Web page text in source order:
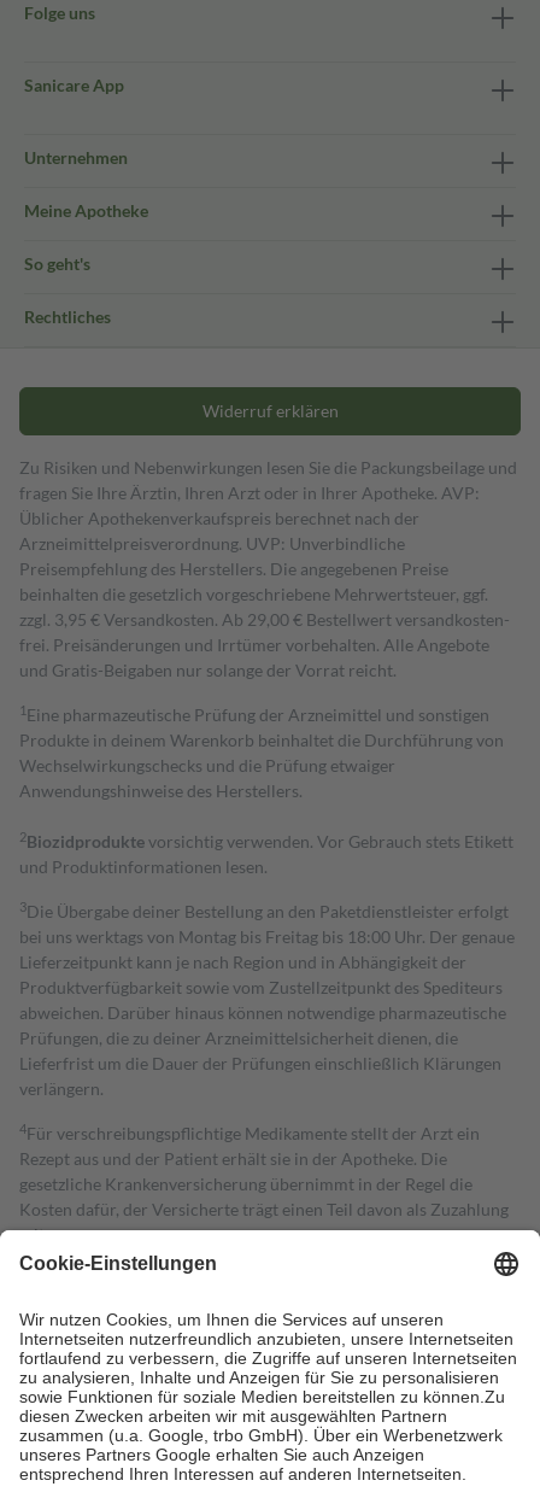
Folge uns
Sanicare App
Unternehmen
Meine Apotheke
So geht's
Rechtliches
Widerruf erklären
Zu Risiken und Nebenwirkungen lesen Sie die Packungsbeilage und
fragen Sie Ihre Ärztin, Ihren Arzt oder in Ihrer Apotheke. AVP:
Üblicher Apothekenverkaufspreis berechnet nach der
Arzneimittelpreisverordnung. UVP: Unverbindliche
Preisempfehlung des Herstellers. Die angegebenen Preise
beinhalten die gesetzlich vorgeschriebene Mehrwertsteuer, ggf.
zzgl. 3,95 € Versandkosten. Ab 29,00 € Bestell­wert versand­kosten­
frei. Preisänderungen und Irrtümer vorbehalten. Alle Angebote
und Gratis-Beigaben nur solange der Vorrat reicht.
1 Eine pharmazeutische Prüfung der Arzneimittel und sonstigen
Produkte in deinem Warenkorb beinhaltet die Durchführung von
Wechselwirkungschecks und die Prüfung etwaiger
Anwendungshinweise des Herstellers.
2Biozidproduktevorsichtig verwenden. Vor Gebrauch stets Etikett
und Produktinformationen lesen.
3Die Übergabe deiner Bestellung an den Paketdienstleister erfolgt
bei uns werktags von Montag bis Freitag bis 18:00 Uhr. Der genaue
Lieferzeitpunkt kann je nach Region und in Abhängigkeit der
Produktverfügbarkeit sowie vom Zustellzeitpunkt des Spediteurs
abweichen. Darüber hinaus können notwendige pharmazeutische
Prüfungen, die zu deiner Arzneimittelsicherheit dienen, die
Lieferfrist um die Dauer der Prüfungen einschließlich Klärungen
verlängern.
4Für verschreibungspflichtige Medikamente stellt der Arzt ein
Rezept aus und der Patient erhält sie in der Apotheke. Die
gesetzliche Krankenversicherung übernimmt in der Regel die
Kosten dafür, der Versicherte trägt einen Teil davon als Zuzahlung
mit.
Grundsätzlich leisten Mitglieder Zuzahlungen in Höhe von zehn
höchstens zehn Euro.
Es sind jedoch nie mehr als die tatsächlichen
Kosten der Leistung zu entrichten.
Diese Regeln gelten grundsätzlich auch für Online-Apotheken.
Bei Heilmitteln und häuslicher Krankenpflege beträgt die
Zuzahlung zehn Prozent der Kosten sowie zehn Euro je
Verordnung.
Um das Engagement der Versicherten für ihre eigene Gesundheit zu
stärken und die besondere Stellung der Familie zu unterstützen,